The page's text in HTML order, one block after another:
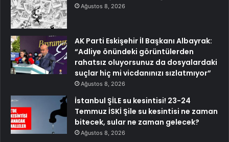
Ağustos 8, 2026
AK Parti Eskişehir İl Başkanı Albayrak:
“Adliye önündeki görüntülerden
rahatsız oluyorsunuz da dosyalardaki
suçlar hiç mi vicdanınızı sızlatmıyor”
Ağustos 8, 2026
İstanbul ŞİLE su kesintisi! 23-24
Temmuz İSKİ Şile su kesintisi ne zaman
bitecek, sular ne zaman gelecek?
Ağustos 8, 2026